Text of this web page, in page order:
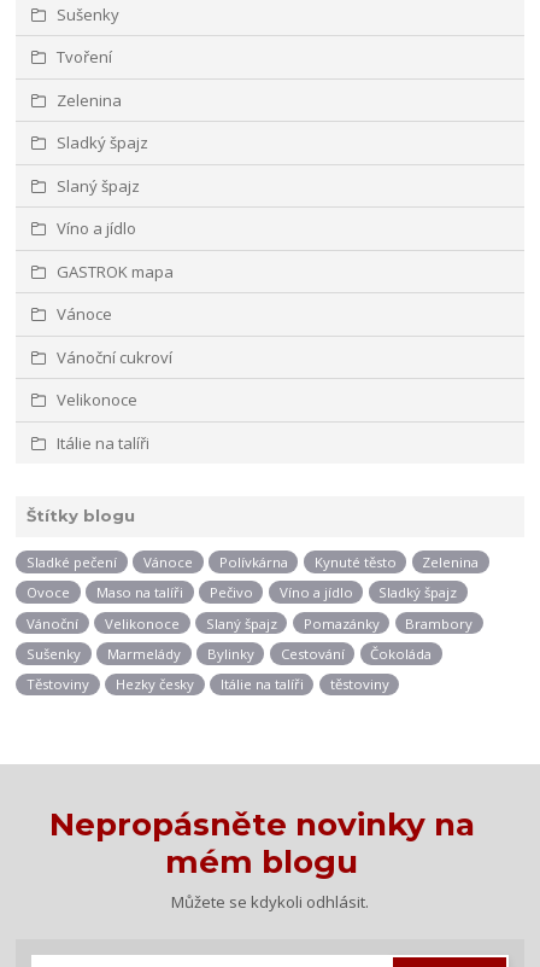
Sušenky
Tvoření
Zelenina
Sladký špajz
Slaný špajz
Víno a jídlo
GASTROK mapa
Vánoce
Vánoční cukroví
Velikonoce
Itálie na talíři
Štítky blogu
Sladké pečení Vánoce Polívkárna Kynuté těsto
Zelenina
Ovoce
Maso na talíři Pečivo Víno a jídlo
Sladký špajz
Vánoční
Velikonoce Slaný špajz Pomazánky
Brambory
Sušenky
Marmelády Bylinky Cestování
Čokoláda
Těstoviny
Hezky česky Itálie na talíři těstoviny
Nepropásněte novinky na
mém blogu
Můžete se kdykoli odhlásit.